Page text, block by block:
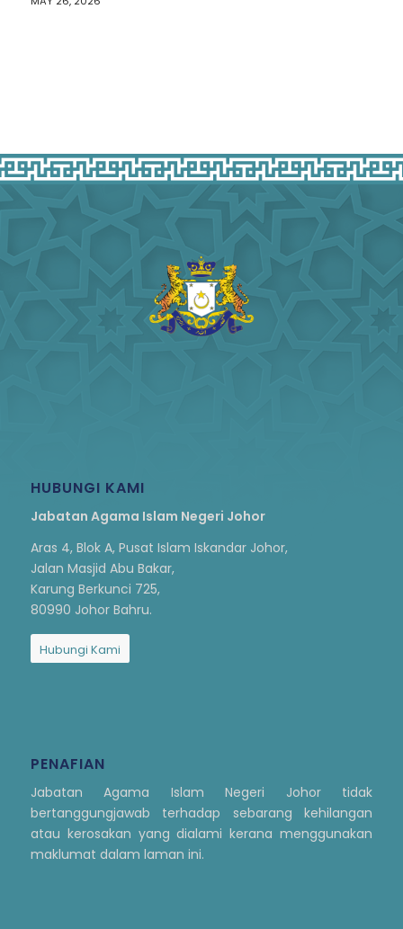
HUBUNGI KAMI
Jabatan Agama Islam Negeri Johor
Aras 4, Blok A, Pusat Islam Iskandar Johor,
Jalan Masjid Abu Bakar,
Karung Berkunci 725,
80990 Johor Bahru.
Hubungi Kami
PENAFIAN
Jabatan Agama Islam Negeri Johor tidak
bertanggungjawab terhadap sebarang kehilangan
atau kerosakan yang dialami kerana menggunakan
maklumat dalam laman ini.